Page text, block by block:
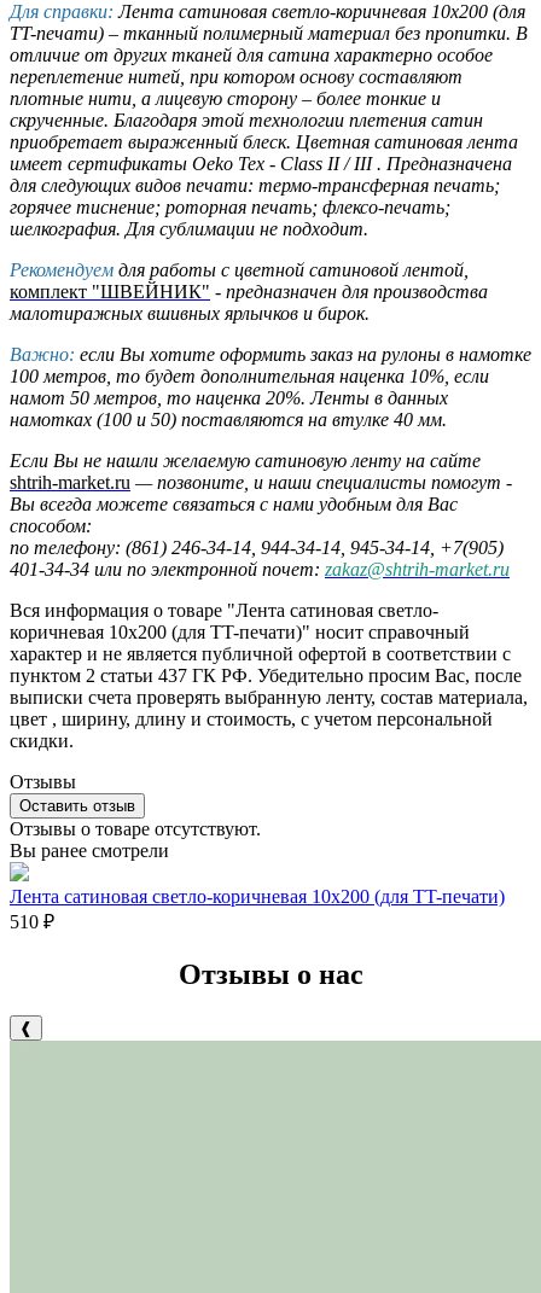
Для справки: Лента сатиновая светло-коричневая 10х200 (для
TT-печати) – тканный полимерный материал без пропитки. В
отличие от других тканей для сатина характерно особое
переплетение нитей, при котором основу составляют
плотные нити, а лицевую сторону – более тонкие и
скрученные. Благодаря этой технологии плетения сатин
приобретает выраженный блеск. Цветная сатиновая лента
имеет сертификаты Oeko Tex - Class II / III . Предназначена
для следующих видов печати: термо-трансферная печать;
горячее тиснение; роторная печать; флексо-печать;
шелкография. Для сублимации не подходит.
Рекомендуем для работы с цветной сатиновой лентой,
комплект "ШВЕЙНИК" - предназначен для производства
малотиражных вшивных ярлычков и бирок.
Важно: если Вы хотите оформить заказ на рулоны в намотке
100 метров, то будет дополнительная наценка 10%, если
намот 50 метров, то наценка 20%. Ленты в данных
намотках (100 и 50) поставляются на втулке 40 мм.
Если Вы не нашли желаемую сатиновую ленту на сайте
shtrih-market.ru — позвоните, и наши специалисты помогут -
Вы всегда можете связаться с нами удобным для Вас
способом:
по телефону: (861) 246-34-14, 944-34-14, 945-34-14, +7(905)
401-34-34 или по электронной почет: zakaz@shtrih-market.ru
Вся информация о товаре "Лента сатиновая светло-
коричневая 10х200 (для TT-печати)" носит справочный
характер и не является публичной офертой в соответствии с
пунктом 2 статьи 437 ГК РФ. Убедительно просим Вас, после
выписки счета проверять выбранную ленту, состав материала,
цвет , ширину, длину и стоимость, с учетом персональной
скидки.
Отзывы
Оставить отзыв
Отзывы о товаре отсутствуют.
Вы ранее смотрели
Лента сатиновая светло-коричневая 10х200 (для TT-печати)
510 ₽
Отзывы о нас
❰